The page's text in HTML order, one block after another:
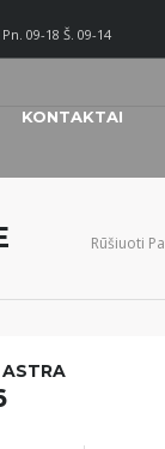
09-18 Š. 09-14
KONTAKTAI
Rūšiuoti